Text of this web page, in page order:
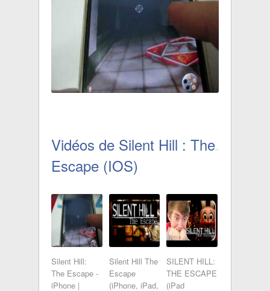
Vidéos de Silent Hill : The
Escape (IOS)
Silent Hill:
The Escape -
iPhone |
Silent Hill The
Escape
(iPhone, iPad,
SILENT HILL:
THE ESCAPE
(iPad